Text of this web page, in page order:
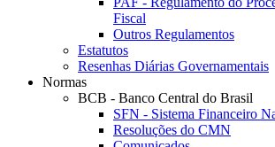
Fiscal
Outros Regulamentos
Estatutos
Resenhas Diárias Governamentais
Normas
BCB - Banco Central do Brasil
SFN - Sistema Financeiro
Resoluções do CMN